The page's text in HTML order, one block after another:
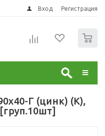
Вход Регистрация
Г (цинк) (К),